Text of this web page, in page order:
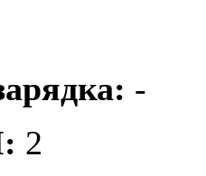
-
2